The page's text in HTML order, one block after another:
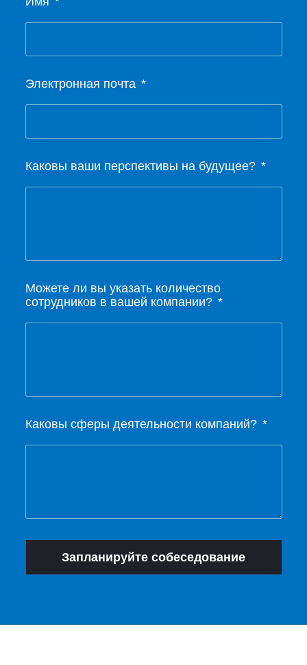
Электронная почта
Каковы ваши перспективы на будущее?
Можете ли вы указать количество
сотрудников в вашей компании?
Каковы сферы деятельности компаний?
Запланируйте собеседование